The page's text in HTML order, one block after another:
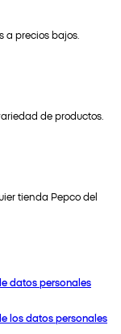
a precios bajos.
de productos.
tienda Pepco del
datos personales
los datos personales